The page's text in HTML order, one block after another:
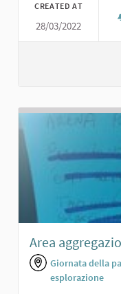
CREATED AT
28/03/2022
Area
Giornata della
esplorazione